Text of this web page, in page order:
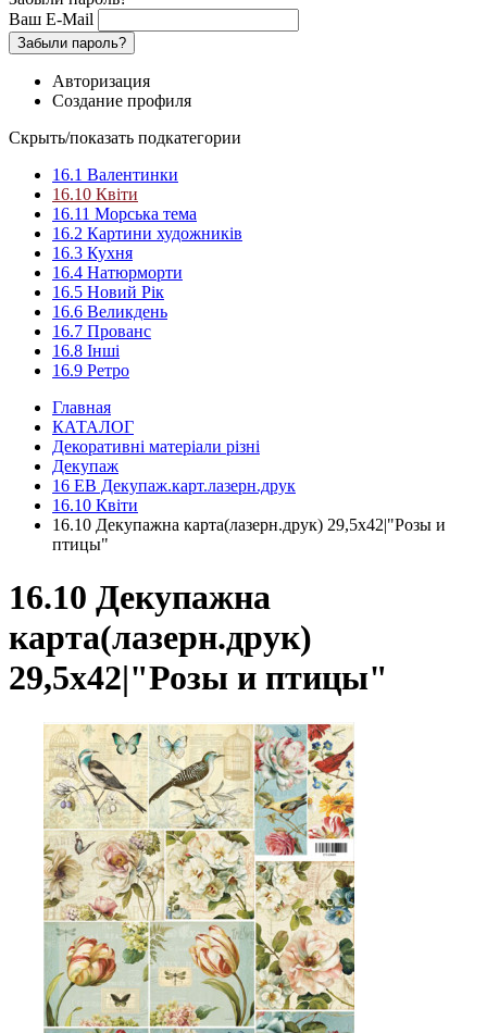
Ваш E-Mail
Забыли пароль?
Авторизация
Создание профиля
Скрыть/показать подкатегории
16.1 Валентинки
16.10 Квіти
16.11 Морська тема
16.2 Картини художників
16.3 Кухня
16.4 Натюрморти
16.5 Новий Рік
16.6 Великдень
16.7 Прованс
16.8 Інші
16.9 Ретро
Главная
КАТАЛОГ
Декоративні матеріали різні
Декупаж
16 ЕВ Декупаж.карт.лазерн.друк
16.10 Квіти
16.10 Декупажна карта(лазерн.друк) 29,5х42|"Розы и
птицы"
16.10 Декупажна
карта(лазерн.друк)
29,5х42|"Розы и птицы"